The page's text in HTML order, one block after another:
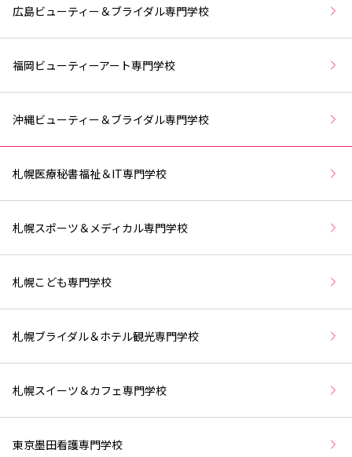
広島ビューティー＆ブライダル専門学校
福岡ビューティーアート専門学校
沖縄ビューティー＆ブライダル専門学校
札幌医療秘書福祉＆IT専門学校
札幌スポーツ＆メディカル専門学校
札幌こども専門学校
札幌ブライダル＆ホテル観光専門学校
札幌スイーツ＆カフェ専門学校
東京墨田看護専門学校